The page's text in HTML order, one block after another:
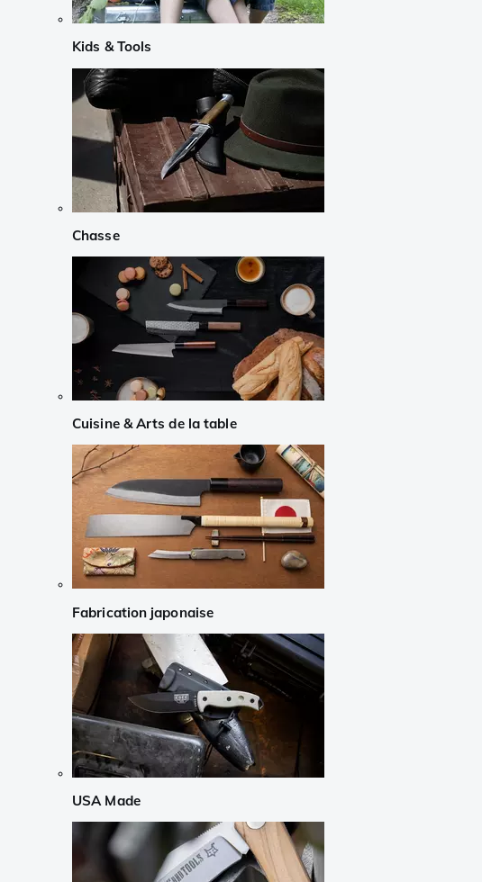
Kids & Tools
Chasse
Cuisine & Arts de la table
Fabrication japonaise
USA Made